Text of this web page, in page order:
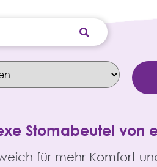
Stomabeutel von
für mehr Komfort